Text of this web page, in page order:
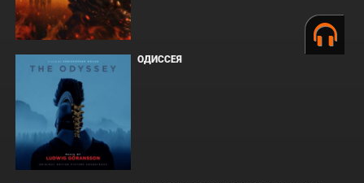
ОДИССЕЯ